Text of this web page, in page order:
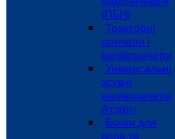
(ПБН)
Тракторні
причепи i
напiвпричепи
Універсальні
зсувні
напівпричепи
Атлант
Бочки для
води та